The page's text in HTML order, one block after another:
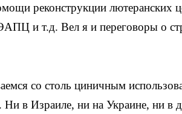
реконструкции лютеранских
и т.д. Вел я и переговоры о
со столь циничным
в Израиле, ни на Украине, ни в